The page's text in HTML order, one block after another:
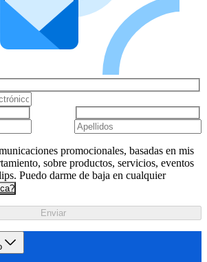
promocionales, basadas en mis
sobre productos, servicios, eventos
Puedo darme de baja en cualquier
Enviar